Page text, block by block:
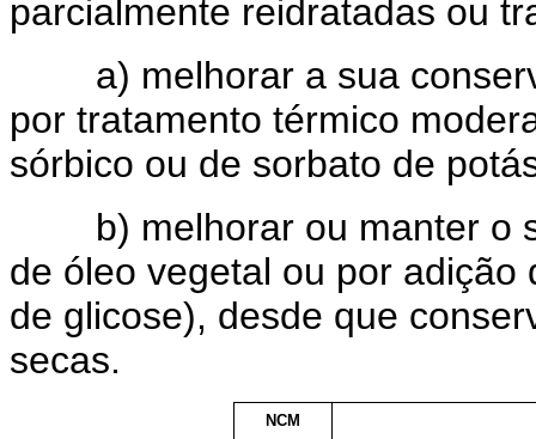
parcialmente reidratadas ou
a) melhorar a sua
por tratamento térmico
sórbico ou de sorbato de
b) melhorar ou manter o
de óleo vegetal ou por
de glicose), desde que
secas.
NCM